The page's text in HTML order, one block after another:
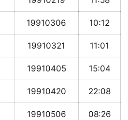
19910306 10:12
19910321 11:01
19910405 15:04
19910420 22:08
19910506 08:26